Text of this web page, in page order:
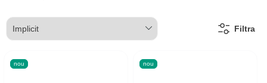
Filtra
nou nou